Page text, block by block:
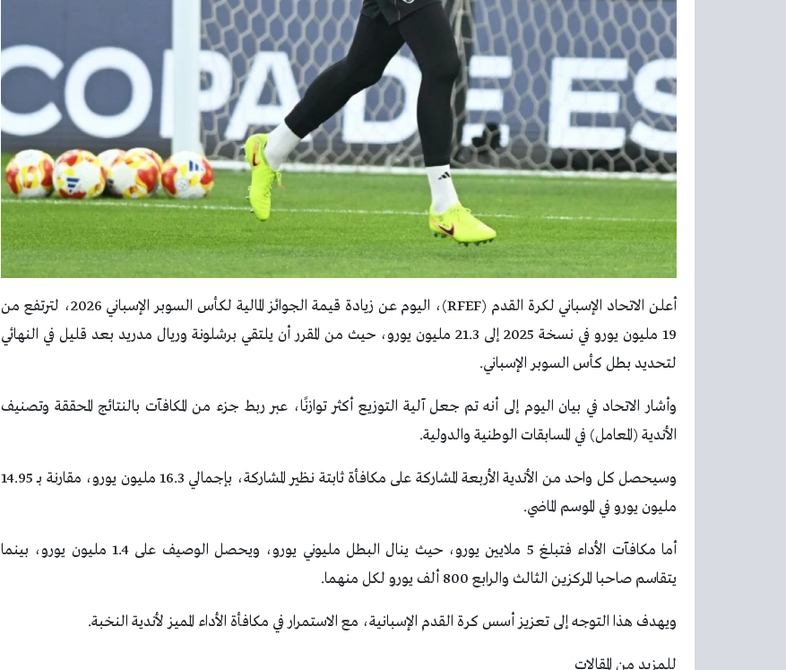
أعلن الاتحاد الإسباني لكرة القدم (RFEF)، اليوم عن زيادة قيمة الجوائز المالية لكأس السوبر الإسباني 2026، لترتفع من
19 مليون يورو في نسخة 2025 إلى 21.3 مليون يورو، حيث من المقرر أن يلتقي برشلونة وريال مدريد بعد قليل في النهائي
لتحديد بطل كأس السوبر الإسباني.
وأشار الاتحاد في بيان اليوم إلى أنه تم جعل آلية التوزيع أكثر توازنًا، عبر ربط جزء من المكافآت بالنتائج المحققة وتصنيف
الأندية (المعامل) في المسابقات الوطنية والدولية.
وسيحصل كل واحد من الأندية الأربعة المشاركة على مكافأة ثابتة نظير المشاركة، بإجمالي 16.3 مليون يورو، مقارنة بـ 14.95
مليون يورو في الموسم الماضي.
أما مكافآت الأداء فتبلغ 5 ملايين يورو، حيث ينال البطل مليوني يورو، ويحصل الوصيف على 1.4 مليون يورو، بينما
يتقاسم صاحبا المركزين الثالث والرابع 800 ألف يورو لكل منهما.
ويهدف هذا التوجه إلى تعزيز أسس كرة القدم الإسبانية، مع الاستمرار في مكافأة الأداء المميز لأندية النخبة.
للمزيد من المقالات